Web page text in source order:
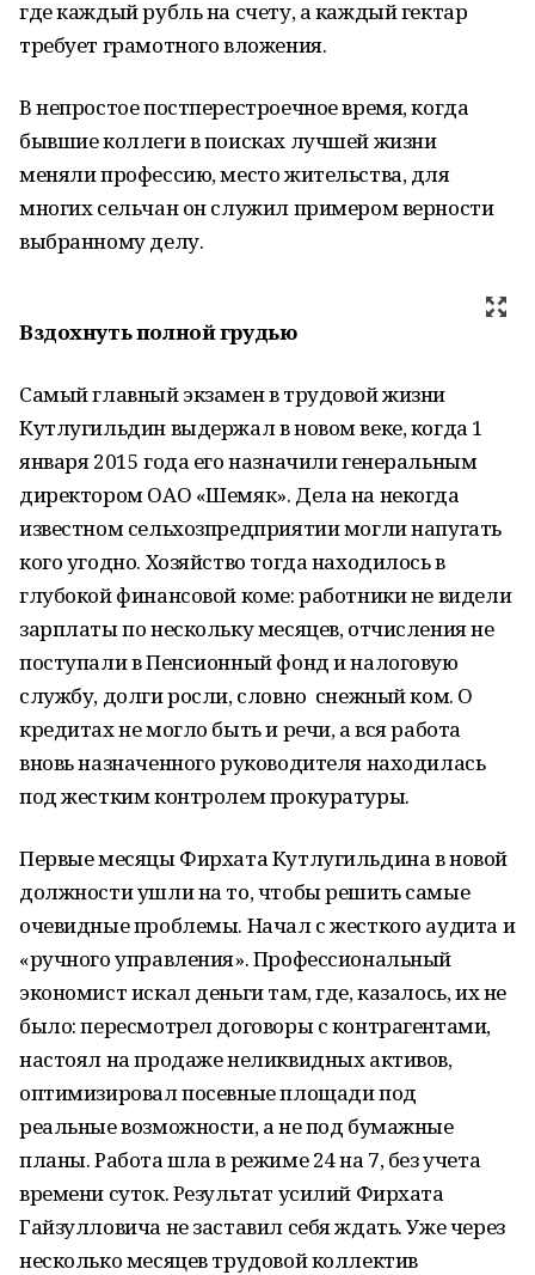
где каждый рубль на счету, а каждый гектар
требует грамотного вложения.
В непростое постперестроечное время, когда
бывшие коллеги в поисках лучшей жизни
меняли профессию, место жительства, для
многих сельчан он служил примером верности
выбранному делу.
Вздохнуть полной грудью
Самый главный экзамен в трудовой жизни
Кутлугильдин выдержал в новом веке, когда 1
января 2015 года его назначили генеральным
директором ОАО «Шемяк». Дела на некогда
известном сельхозпредприятии могли напугать
кого угодно. Хозяйство тогда находилось в
глубокой финансовой коме: работники не видели
зарплаты по нескольку месяцев, отчисления не
поступали в Пенсионный фонд и налоговую
службу, долги росли, словно снежный ком. О
кредитах не могло быть и речи, а вся работа
вновь назначенного руководителя находилась
под жестким контролем прокуратуры.
Первые месяцы Фирхата Кутлугильдина в новой
должности ушли на то, чтобы решить самые
очевидные проблемы. Начал с жесткого аудита и
«ручного управления». Профессиональный
экономист искал деньги там, где, казалось, их не
было: пересмотрел договоры с контрагентами,
настоял на продаже неликвидных активов,
оптимизировал посевные площади под
реальные возможности, а не под бумажные
планы. Работа шла в режиме 24 на 7, без учета
времени суток. Результат усилий Фирхата
Гайзулловича не заставил себя ждать. Уже через
несколько месяцев трудовой коллектив